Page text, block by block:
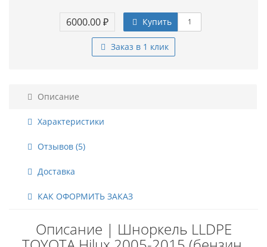
6000.00 ₽ Купить
Заказ в 1 клик
Описание
Характеристики
Отзывов (5)
Доставка
КАК ОФОРМИТЬ ЗАКАЗ
Описание | Шноркель LLDPE